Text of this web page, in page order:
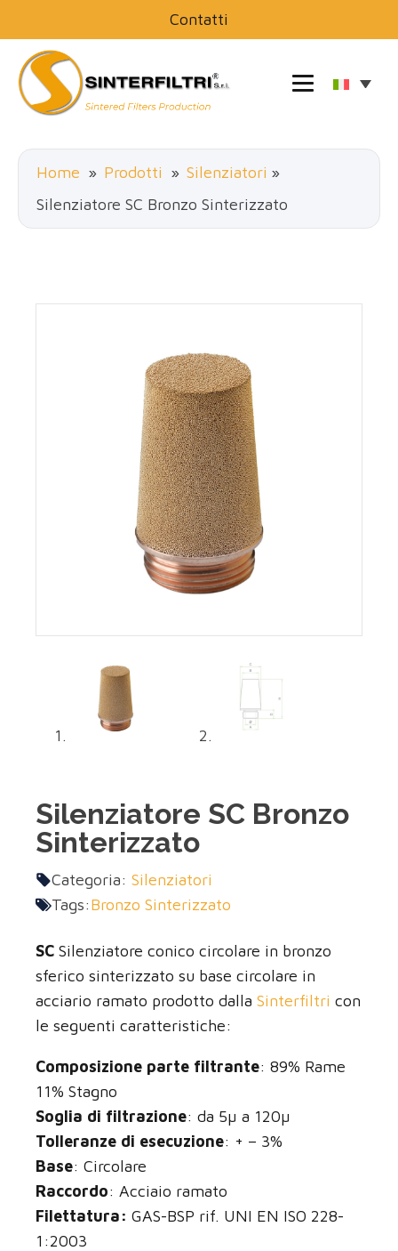
Contatti
Home » Prodotti » Silenziatori »
Silenziatore SC Bronzo Sinterizzato
Silenziatore SC Bronzo
Sinterizzato
Categoria: Silenziatori
Tags:Bronzo Sinterizzato
SC Silenziatore conico circolare in bronzo
sferico sinterizzato su base circolare in
acciario ramato prodotto dalla Sinterfiltri con
le seguenti caratteristiche:
Composizione parte filtrante: 89% Rame
11% Stagno
Soglia di filtrazione: da 5µ a 120µ
Tolleranze di esecuzione: + – 3%
Base: Circolare
Raccordo: Acciaio ramato
Filettatura: GAS-BSP rif. UNI EN ISO 228-
1:2003